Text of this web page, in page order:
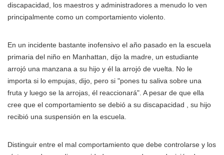
discapacidad, los maestros y administradores a menudo lo ven
principalmente como un comportamiento violento.
En un incidente bastante inofensivo el año pasado en la escuela
primaria del niño en Manhattan, dijo la madre, un estudiante
arrojó una manzana a su hijo y él la arrojó de vuelta. No le
importa si lo empujas, dijo, pero si "pones tu saliva sobre una
fruta y luego se la arrojas, él reaccionará". A pesar de que ella
cree que el comportamiento se debió a su discapacidad , su hijo
recibió una suspensión en la escuela.
Distinguir entre el mal comportamiento que debe controlarse y los